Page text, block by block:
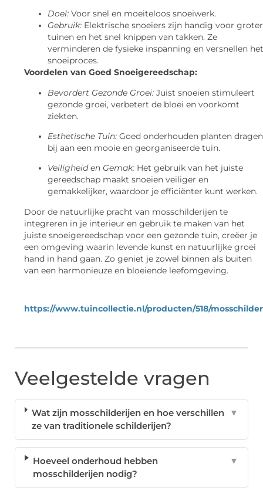
Doel: Voor snel en moeiteloos snoeiwerk.
Gebruik: Elektrische snoeiers zijn handig voor
tuinen en het snel knippen van takken. Ze
verminderen de fysieke inspanning en versnellen het
snoeiproces.
Voordelen van Goed Snoeigereedschap:
Bevordert Gezonde Groei: Juist snoeien stimuleert
gezonde groei, verbetert de bloei en voorkomt
ziekten.
Esthetische Tuin: Goed onderhouden planten dragen
bij aan een mooie en georganiseerde tuin.
Veiligheid en Gemak: Het gebruik van het juiste
gereedschap maakt snoeien veiliger en
gemakkelijker, waardoor je efficiënter kunt werken.
Door de natuurlijke pracht van mosschilderijen te
integreren in je interieur en gebruik te maken van het
juiste snoeigereedschap voor een gezonde tuin, creëer je
een omgeving waarin levende kunst en natuurlijke groei
hand in hand gaan. Zo geniet je zowel binnen als buiten
van een harmonieuze en bloeiende leefomgeving.
https://www.tuincollectie.nl/producten/518/
Veelgestelde vragen
Wat zijn mosschilderijen en hoe verschillen
ze van traditionele schilderijen?
▼
Hoeveel onderhoud hebben
mosschilderijen nodig?
▼